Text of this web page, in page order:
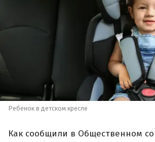
Ребенок в детском кресле
Как сообщили в Общественном